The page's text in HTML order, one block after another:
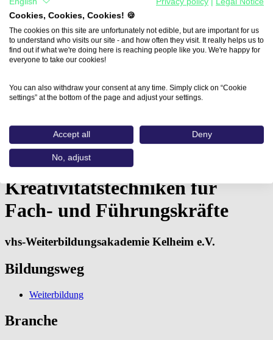
Aus- und Weiterbildungen
Kreativitätstechniken für Fach- und…
Kreativitätstechniken für
Fach- und Führungskräfte
vhs-Weiterbildungsakademie Kelheim e.V.
Bildungsweg
Weiterbildung
Branche
Cookies, Cookies, Cookies! 🍪
The cookies on this site are unfortunately not edible, but are important for us
to understand who visits our site - and how often they visit. It really helps us to
find out if what we're doing here is reaching people like you. We're happy for
everyone to take our cookies!
You can also withdraw your consent at any time. Simply click on “Cookie
settings” at the bottom of the page and adjust your settings.
Accept all Deny
No, adjust